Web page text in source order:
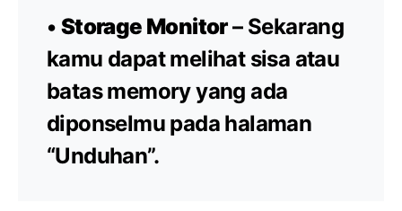
• Storage Monitor– Sekarang
kamu dapat melihat sisa atau
batas memory yang ada
diponselmu pada halaman
“Unduhan”.